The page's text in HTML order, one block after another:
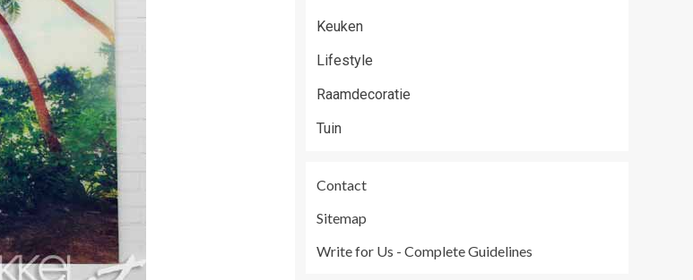
Keuken
Lifestyle
Raamdecoratie
Tuin
Contact
Sitemap
Write for Us - Complete Guidelines